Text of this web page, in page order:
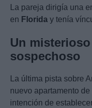
La pareja dirigía una
en Florida y tenía
Un
sospechoso
La última pista sobre
nuevo apartamento
intención de